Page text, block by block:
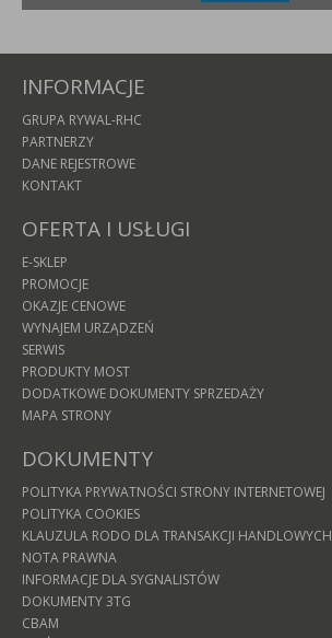
INFORMACJE
GRUPA RYWAL-RHC
PARTNERZY
DANE REJESTROWE
KONTAKT
OFERTA I USŁUGI
E-SKLEP
PROMOCJE
OKAZJE CENOWE
WYNAJEM URZĄDZEŃ
SERWIS
PRODUKTY MOST
DODATKOWE DOKUMENTY SPRZEDAŻY
MAPA STRONY
DOKUMENTY
POLITYKA PRYWATNOŚCI STRONY INTERNETOWEJ
POLITYKA COOKIES
KLAUZULA RODO DLA TRANSAKCJI HANDLOWYCH
NOTA PRAWNA
INFORMACJE DLA SYGNALISTÓW
DOKUMENTY 3TG
CBAM